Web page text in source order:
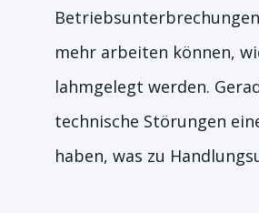
mehr arbeiten können,
lahmgelegt werden.
technische Störungen
haben, was zu